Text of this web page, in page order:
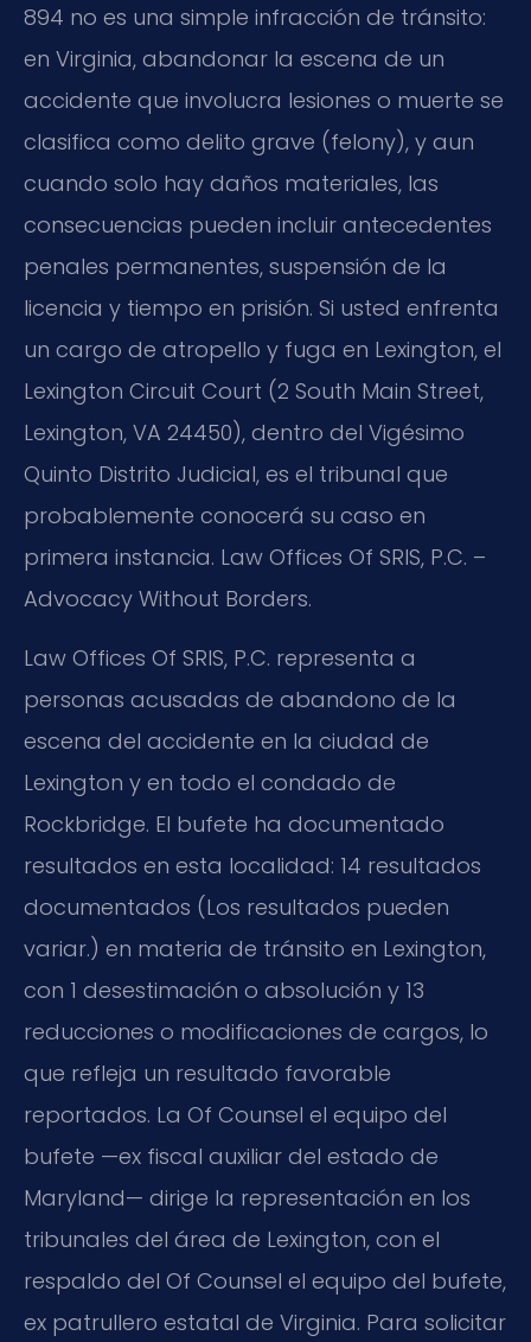
894 no es una simple infracción de tránsito:
en Virginia, abandonar la escena de un
accidente que involucra lesiones o muerte se
clasifica como delito grave (felony), y aun
cuando solo hay daños materiales, las
consecuencias pueden incluir antecedentes
penales permanentes, suspensión de la
licencia y tiempo en prisión. Si usted enfrenta
un cargo de atropello y fuga en Lexington, el
Lexington Circuit Court (2 South Main Street,
Lexington, VA 24450), dentro del Vigésimo
Quinto Distrito Judicial, es el tribunal que
probablemente conocerá su caso en
primera instancia. Law Offices Of SRIS, P.C. –
Advocacy Without Borders.
Law Offices Of SRIS, P.C. representa a
personas acusadas de abandono de la
escena del accidente en la ciudad de
Lexington y en todo el condado de
Rockbridge. El bufete ha documentado
resultados en esta localidad: 14 resultados
documentados (Los resultados pueden
variar.) en materia de tránsito en Lexington,
con 1 desestimación o absolución y 13
reducciones o modificaciones de cargos, lo
que refleja un resultado favorable
reportados. La Of Counsel el equipo del
bufete —ex fiscal auxiliar del estado de
Maryland— dirige la representación en los
tribunales del área de Lexington, con el
respaldo del Of Counsel el equipo del bufete,
ex patrullero estatal de Virginia. Para solicitar